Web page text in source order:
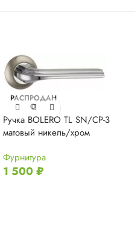
РАСПРОДАН
О
Ручка BOLERO TL SN/CP-3
матовый никель/хром
Фурнитура
1 500₽